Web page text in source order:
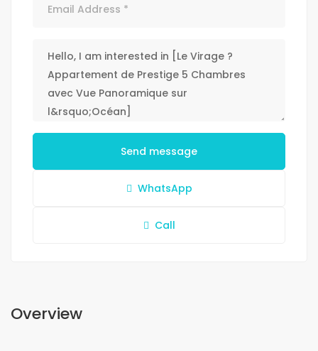
Send message
WhatsApp
Call
Overview